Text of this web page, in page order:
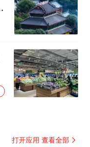
打开应用 查看全部